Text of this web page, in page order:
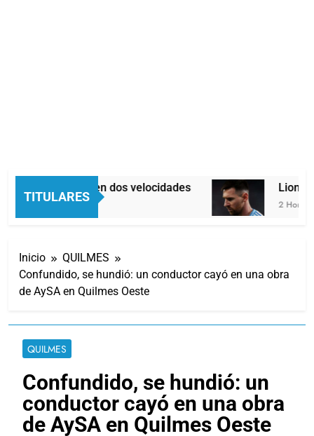
TITULARES
Economía en dos velocidades
1 Hora Atrás
Lionel
2 Horas
Inicio
QUILMES
Confundido, se hundió: un conductor cayó en una obra
de AySA en Quilmes Oeste
QUILMES
Confundido, se hundió: un
conductor cayó en una obra
de AySA en Quilmes Oeste